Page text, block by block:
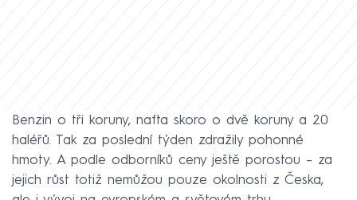
Benzin o tři koruny, nafta skoro o dvě koruny a 20
haléřů. Tak za poslední týden zdražily pohonné
hmoty. A podle odborníků ceny ještě porostou – za
jejich růst totiž nemůžou pouze okolnosti z Česka,